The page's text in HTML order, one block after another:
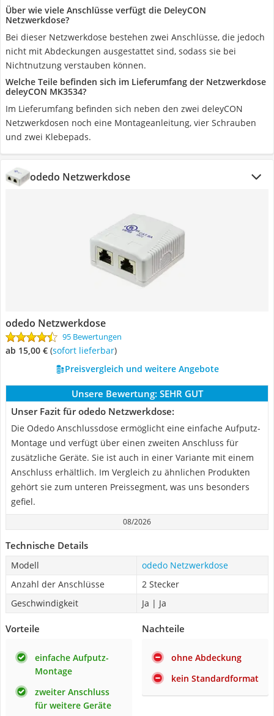
Über wie viele Anschlüsse verfügt die DeleyCON
Netzwerkdose?
Bei dieser Netzwerkdose bestehen zwei Anschlüsse, die jedoch
nicht mit Abdeckungen ausgestattet sind, sodass sie bei
Nichtnutzung verstauben können.
Welche Teile befinden sich im Lieferumfang der Netzwerkdose
deleyCON MK3534?
Im Lieferumfang befinden sich neben den zwei deleyCON
Netzwerkdosen noch eine Montageanleitung, vier Schrauben
und zwei Klebepads.
odedo Netzwerkdose
odedo Netzwerkdose
95 Bewertungen
ab 15,00 € ( Sofort lieferbar)
Preisvergleich und weitere Angebote
Unsere Bewertung: SEHR GUT
Unser Fazit für odedo Netzwerkdose:
Die Odedo Anschlussdose ermöglicht eine einfache Aufputz-
Montage und verfügt über einen zweiten Anschluss für
zusätzliche Geräte. Sie ist auch in einer Variante mit einem
Anschluss erhältlich. Im Vergleich zu ähnlichen Produkten
gehört sie zum unteren Preissegment, was uns besonders
gefiel.
08/2026
Technische Details
Modell
odedo Netzwerkdose
Anzahl der Anschlüsse
2 Stecker
Geschwindigkeit
Ja | Ja
Vorteile
einfache Aufputz-
Montage
zweiter Anschluss
für weitere Geräte
Nachteile
ohne Abdeckung
kein Standardformat